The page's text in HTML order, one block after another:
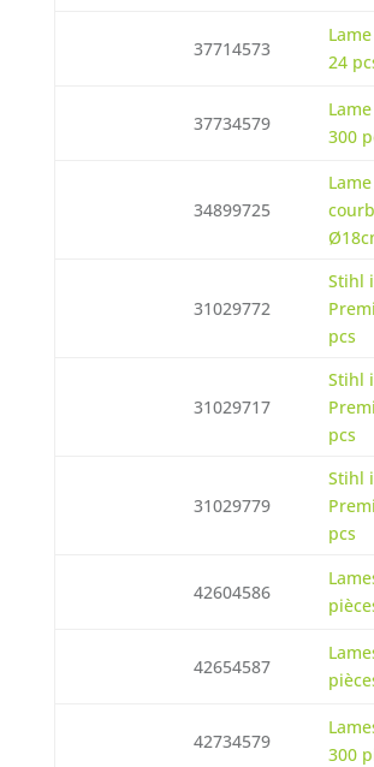
37714573
24
37734579
300
34899725
31029772
Stihl
pcs
31029717
Stihl
pcs
31029779
Stihl
pcs
42604586
42654587
42734579
300